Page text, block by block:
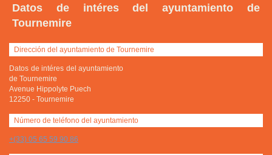
Datos de intéres del ayuntamiento de
Tournemire
Dirección del ayuntamiento de Tournemire
Datos de intéres del ayuntamiento
de Tournemire
Avenue Hippolyte Puech
12250 - Tournemire
Número de teléfono del ayuntamiento
+(33) 05 65 59 90 86